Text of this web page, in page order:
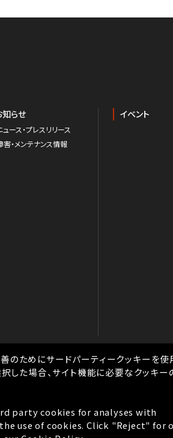
知らせ
ュース・プレスリリース
害・メンテナンス情報
イベント
個人情報
税務戦略 古物営
のためにサードパーティークッキーを使
択した場合、サイト機能に必要なクッキー
party cookies for analyses with
use of cookies. Click "Reject" for